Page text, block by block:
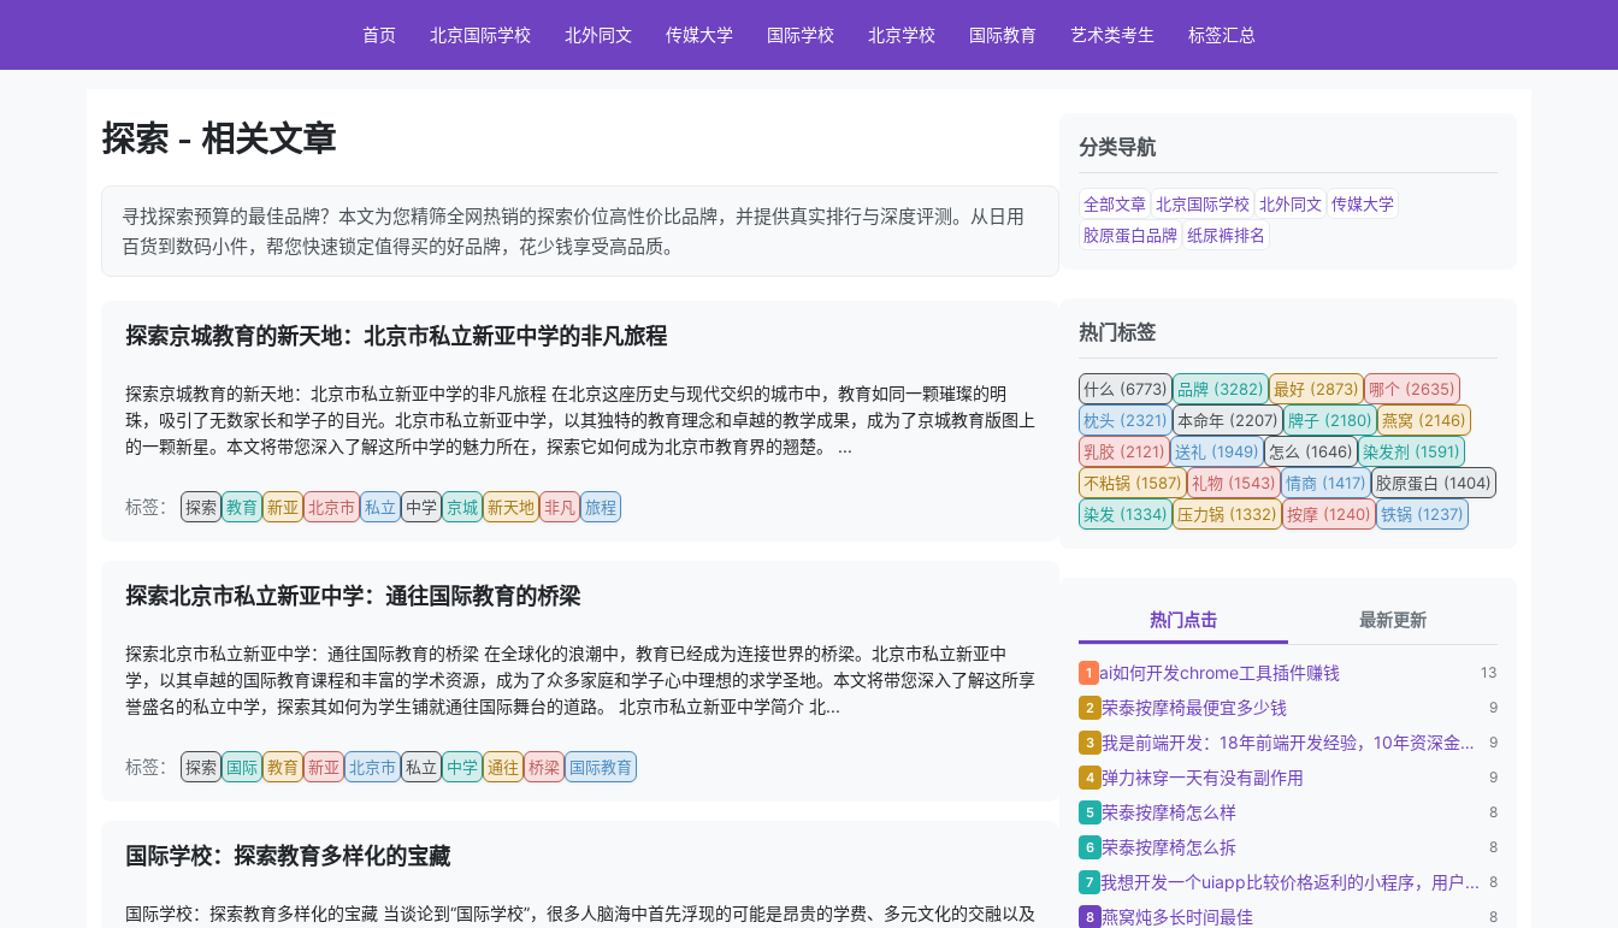
首页 北京国际学校 北外同文 传媒大学 国际学校 北京学校 国际教育 艺术类考生 标签汇总
探索 - 相关文章
寻找探索预算的最佳品牌？本文为您精筛全网热销的探索价位高性价比品牌，并提供真实排行与深度评测。从日用
百货到数码小件，帮您快速锁定值得买的好品牌，花少钱享受高品质。
探索京城教育的新天地：北京市私立新亚中学的非凡旅程
探索京城教育的新天地：北京市私立新亚中学的非凡旅程 在北京这座历史与现代交织的城市中，教育如同一颗璀璨的明
珠，吸引了无数家长和学子的目光。北京市私立新亚中学，以其独特的教育理念和卓越的教学成果，成为了京城教育版图上
的一颗新星。本文将带您深入了解这所中学的魅力所在，探索它如何成为北京市教育界的翘楚。 ...
标签： 探索 教育 新亚 北京市 私立 中学 京城 新天地 非凡 旅程
探索北京市私立新亚中学：通往国际教育的桥梁
探索北京市私立新亚中学：通往国际教育的桥梁 在全球化的浪潮中，教育已经成为连接世界的桥梁。北京市私立新亚中
学，以其卓越的国际教育课程和丰富的学术资源，成为了众多家庭和学子心中理想的求学圣地。本文将带您深入了解这所享
誉盛名的私立中学，探索其如何为学生铺就通往国际舞台的道路。 北京市私立新亚中学简介 北...
标签： 探索 国际 教育 新亚 北京市 私立 中学 通往 桥梁 国际教育
国际学校：探索教育多样化的宝藏
国际学校：探索教育多样化的宝藏 当谈论到“国际学校”，很多人脑海中首先浮现的可能是昂贵的学费、多元文化的交融以及
分类导航
全部文章 北京国际学校 北外同文 传媒大学
胶原蛋白品牌 纸尿裤排名
热门标签
什么 (6773) 品牌 (3282) 最好 (2873)
哪个 (2635)
枕头 (2321) 本命年 (2207) 牌子 (2180) 燕窝 (2146)
乳胶 (2121) 送礼 (1949) 怎么 (1646) 染发剂 (1591)
不粘锅 (1587) 礼物 (1543) 情商 (1417)
胶原蛋白 (1404)
染发 (1334)
压力锅 (1332) 按摩 (1240) 铁锅 (1237)
热门点击 最新更新
1 ai如何开发chrome工具插件赚钱 13
2 荣泰按摩椅最便宜多少钱 9
3 我是前端开发：18年前端开发经验，10年资深金融... 9
4 弹力袜穿一天有没有副作用 9
5 荣泰按摩椅怎么样 8
6 荣泰按摩椅怎么拆 8
7 我想开发一个uiapp比较价格返利的小程序，用户... 8
8 燕窝炖多长时间最佳 8